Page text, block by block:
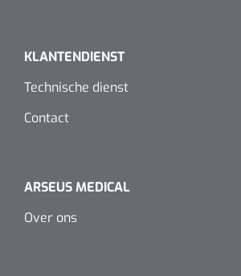
KLANTENDIENST
Technische dienst
Contact
ARSEUS MEDICAL
Over ons